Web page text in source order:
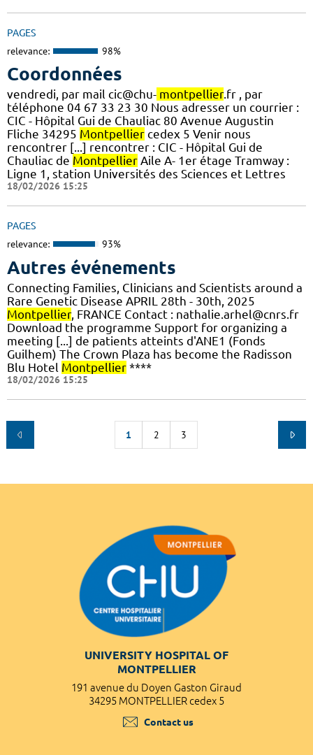
PAGES
relevance: 98%
Coordonnées
vendredi, par mail cic@chu- montpellier.fr , par
téléphone 04 67 33 23 30 Nous adresser un courrier :
CIC - Hôpital Gui de Chauliac 80 Avenue Augustin
Fliche 34295 Montpellier cedex 5 Venir nous
rencontrer [...] rencontrer : CIC - Hôpital Gui de
Chauliac de Montpellier Aile A- 1er étage Tramway :
Ligne 1, station Universités des Sciences et Lettres
18/02/2026 15:25
PAGES
relevance: 93%
Autres événements
Connecting Families, Clinicians and Scientists around a
Rare Genetic Disease APRIL 28th - 30th, 2025
Montpellier, FRANCE Contact : nathalie.arhel@cnrs.fr
Download the programme Support for organizing a
meeting [...] de patients atteints d'ANE1 (Fonds
Guilhem) The Crown Plaza has become the Radisson
Blu Hotel Montpellier ****
18/02/2026 15:25
1 2 3
UNIVERSITY HOSPITAL OF
MONTPELLIER
191 avenue du Doyen Gaston Giraud
34295 MONTPELLIER cedex 5
Contact us